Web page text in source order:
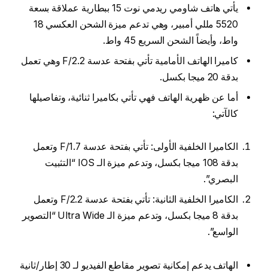
يأتي هاتف شاومي ريدمي نوت 15 ببطارية عملاقة بسعة
5520 مللي أمبير، وهي تدعم ميزة الشحن العكسي 18
واط، وأيضاً الشحن السريع 45 واط.
كاميرا الهاتف الأمامية تأتي بفتحة عدسة F/2.2 وهي تعمل
بدقة 20 ميجا بكسل.
أما عن ظهرية الهاتف فهي تأتي بكاميرا ثنائية، وتفاصيلها
كالآتي:
الكاميرا الخلفية الأولى: تأتي بفتحة عدسة F/1.7 وتعمل
بدقة 108 ميجا بكسل، وتدعم ميزة الـ IOS “التثبيت
البصري”.
الكاميرا الخلفية الثانية: تأتي بفتحة عدسة F/2.2 وتعمل
بدقة 8 ميجا بكسل، وتدعم ميزة الـ Ultra Wide “التصوير
الواسع”.
الهاتف يدعم إمكانية تصوير مقاطع الفيديو لـ 30 إطار/ثانية